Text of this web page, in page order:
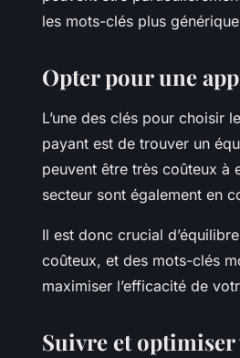
les mots-clés plus
Opter pour une
L’une des clés pour choisir
payant est de trouver un
peuvent être très coûteux à
secteur sont également en
Il est donc crucial
coûteux, et des mots-clés
maximiser l’efficacité de
Suivre et optimiser